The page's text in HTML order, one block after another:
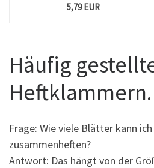
5,79 EUR
Häufig
Heftklammern.
Frage: Wie viele Blätter kann
zusammenheften?
Antwort: Das hängt von der